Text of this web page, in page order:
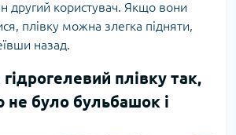
другий користувач. Якщо вони
плівку можна злегка підняти,
назад.
плівку так,
було бульбашок і